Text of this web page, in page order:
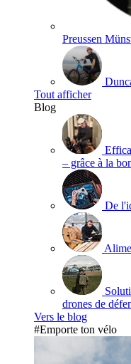
Preussen
Tout afficher
Blog
– grâce à la
De
drones de
Vers le blog
#Emporte ton vélo